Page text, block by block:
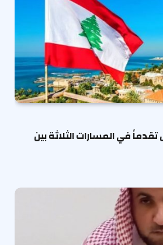
في المسارات الثلاثة بين